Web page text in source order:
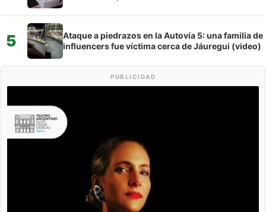
5
Ataque a piedrazos en la Autovía 5: una familia de
influencers fue víctima cerca de Jáuregui (video)
PUBLICIDAD